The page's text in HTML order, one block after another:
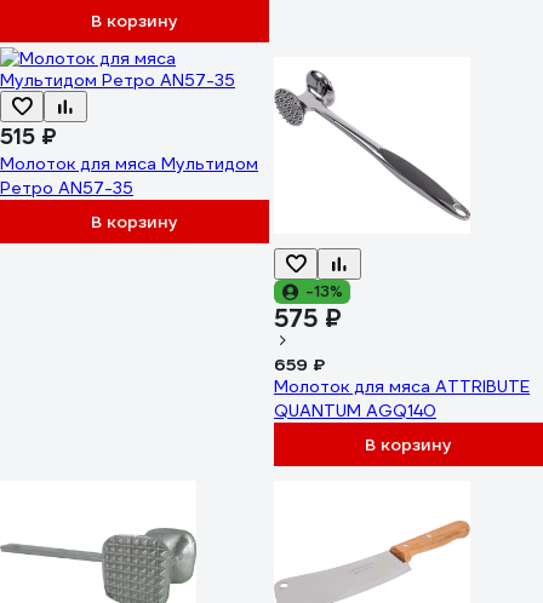
В корзину
515 ₽
Молоток для мяса Мультидом
Ретро AN57-35
В корзину
-13%
575 ₽
659 ₽
Молоток для мяса ATTRIBUTE
QUANTUM AGQ140
В корзину